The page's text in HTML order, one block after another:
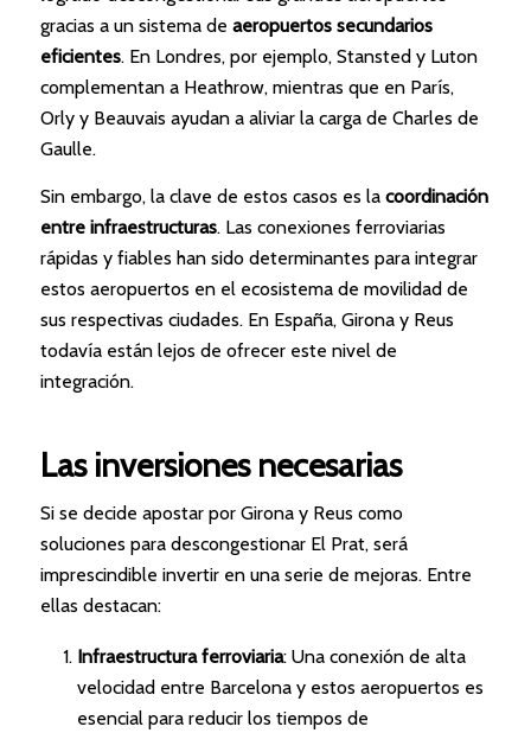
gracias a un sistema de aeropuertos secundarios
eficientes. En Londres, por ejemplo, Stansted y Luton
complementan a Heathrow, mientras que en París,
Orly y Beauvais ayudan a aliviar la carga de Charles de
Gaulle.
Sin embargo, la clave de estos casos es la coordinación
entre infraestructuras. Las conexiones ferroviarias
rápidas y fiables han sido determinantes para integrar
estos aeropuertos en el ecosistema de movilidad de
sus respectivas ciudades. En España, Girona y Reus
todavía están lejos de ofrecer este nivel de
integración.
Las inversiones necesarias
Si se decide apostar por Girona y Reus como
soluciones para descongestionar El Prat, será
imprescindible invertir en una serie de mejoras. Entre
ellas destacan:
Infraestructura ferroviaria: Una conexión de alta
velocidad entre Barcelona y estos aeropuertos es
esencial para reducir los tiempos de